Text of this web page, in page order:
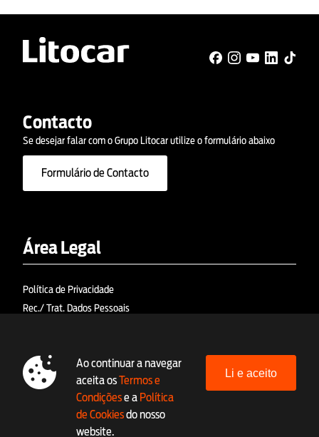
Contacto
Se desejar falar com o Grupo Litocar utilize o formulário abaixo
Formulário de Contacto
Área Legal
Política de Privacidade
Rec./ Trat. Dados Pessoais
RAL (Res. Alt. Litígios)
Livro de Reclamações Eletrónico
Linha Ética (canal denúncia)
Ao continuar a navegar
aceita osTermos e
Condiçõese a Política
de Cookiesdo nosso
website.
Li e aceito